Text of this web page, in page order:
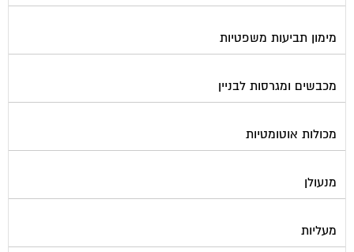
מימון תביעות משפטיות
מכבשים ומגרסות לבניין
מכולות אוטומטיות
מנעולן
מעליות